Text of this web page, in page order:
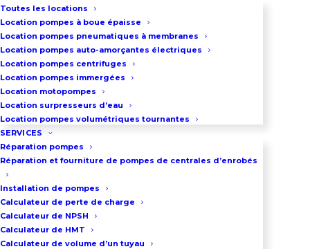
Toutes les locations
Location pompes à boue épaisse
Location pompes pneumatiques à membranes
Location pompes auto-amorçantes électriques
Location pompes centrifuges
Location pompes immergées
Location motopompes
Location surpresseurs d’eau
Location pompes volumétriques tournantes
SERVICES
Réparation pompes
Réparation et fourniture de pompes de centrales d’enrobés
Installation de pompes
Calculateur de perte de charge
Calculateur de NPSH
Calculateur de HMT
Calculateur de volume d’un tuyau
Carbure de silicium/Carbure de
silicium
Voir la vidéo de présentation
Télécharger la fiche technique
DEMANDEZ UN DEVIS
03 86 66 57 47